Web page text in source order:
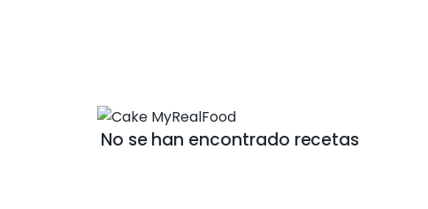
No se han encontrado recetas